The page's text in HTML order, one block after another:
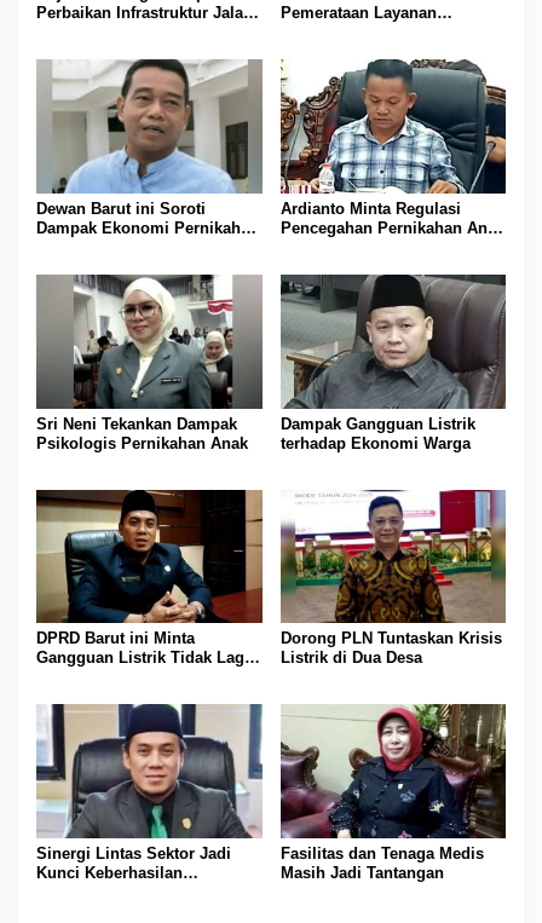
Perbaikan Infrastruktur Jalan
Pemerataan Layanan
Dewan Barut ini Soroti
Dampak Ekonomi Pernikahan
Ardianto Minta Regulasi
Pencegahan Pernikahan Anak
Sri Neni Tekankan Dampak
Psikologis Pernikahan Anak
Dampak Gangguan Listrik
terhadap Ekonomi Warga
DPRD Barut ini Minta
Gangguan Listrik Tidak Lagi
Dorong PLN Tuntaskan Krisis
Listrik di Dua Desa
Sinergi Lintas Sektor Jadi
Kunci Keberhasilan
Fasilitas dan Tenaga Medis
Masih Jadi Tantangan